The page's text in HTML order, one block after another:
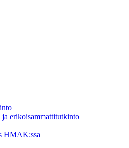
ja erikoisammattitutkinto
HMAK:ssa